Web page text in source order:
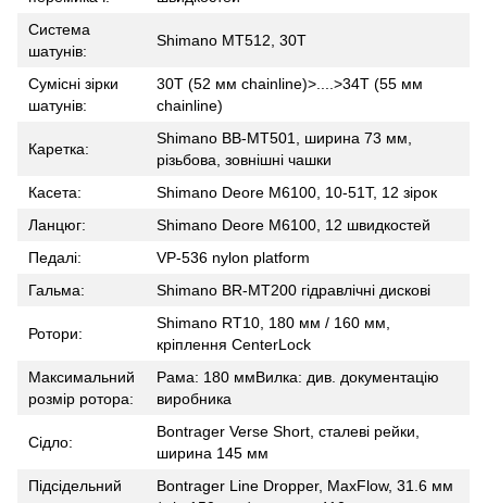
Система
шатунів:
Shimano MT512, 30T
Сумісні зірки
шатунів:
30T (52 мм chainline)>....>34T (55 мм
chainline)
Каретка:
Shimano BB-MT501, ширина 73 мм,
різьбова, зовнішні чашки
Касета:
Shimano Deore M6100, 10-51T, 12 зірок
Ланцюг:
Shimano Deore M6100, 12 швидкостей
Педалі:
VP-536 nylon platform
Гальма:
Shimano BR-MT200 гідравлічні дискові
Ротори:
Shimano RT10, 180 мм / 160 мм,
кріплення CenterLock
Максимальний
розмір ротора:
Рама: 180 ммВилка: див. документацію
виробника
Сідло:
Bontrager Verse Short, сталеві рейки,
ширина 145 мм
Підсідельний
Bontrager Line Dropper, MaxFlow, 31.6 мм